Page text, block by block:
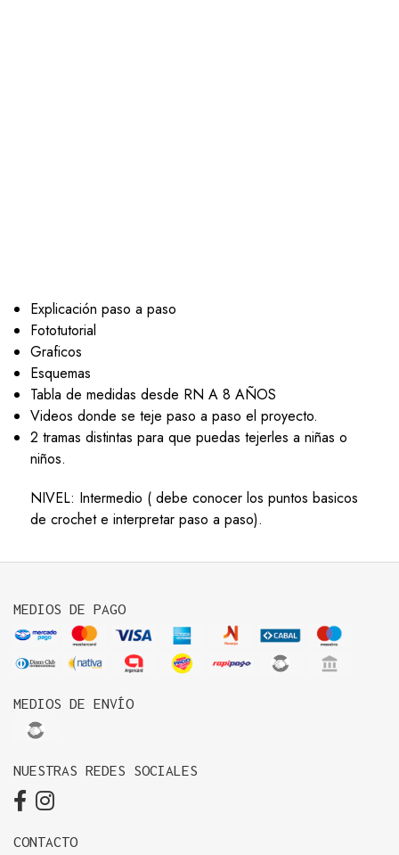
Explicación paso a paso
Fototutorial
Graficos
Esquemas
Tabla de medidas desde RN A 8 AÑOS
Videos donde se teje paso a paso el proyecto.
2 tramas distintas para que puedas tejerles a niñas o
niños.
NIVEL: Intermedio ( debe conocer los puntos basicos
de crochet e interpretar paso a paso).
MEDIOS DE PAGO
MEDIOS DE ENVÍO
NUESTRAS REDES SOCIALES
CONTACTO